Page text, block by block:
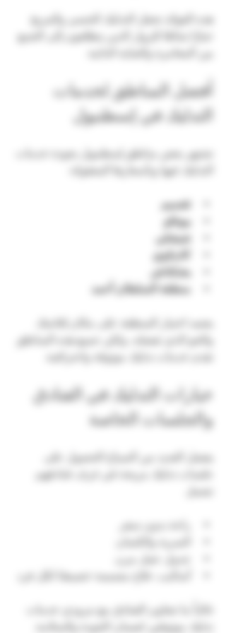
هذه الفوائد تجعل التدليك الحسي والمريح
خيارًا شائعًا للزوار الذين يتطلعون إلى الجمع
بين المغامرة والعناية الذاتية.
أفضل المناطق لخدمات
التدليك في إسطنبول
تشتهر بعض مناطق إسطنبول بجودة خدمات
التدليك فيها وبأسعارها المعقولة:
تقسيم
بيوغلو
شيشلي
كاديكوي
بشكتاش
منطقة السلطان أحمد
يعتمد اختيار المنطقة على مكان إقامتك
والجو الذي تفضله، ولكن جميع هذه المناطق
تقدم خدمات تدليك موثوقة واحترافية.
خيارات التدليك في الفنادق
والجلسات الخاصة
يفضل العديد من السياح الحصول على
جلسات تدليك مريحة في غرف فنادقهم.
تشمل
راحة بدون سفر
السرية والكتمان
جدول عمل مرن
أساليب علاج مصممة خصيصًا لكل فرد
غالباً ما تتعاون الفنادق مع مزودي خدمات
تدليك موثوقين لضمان الجودة والسلامة.